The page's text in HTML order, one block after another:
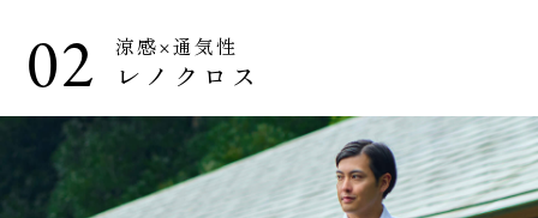
02 涼感×通気性
レノクロス